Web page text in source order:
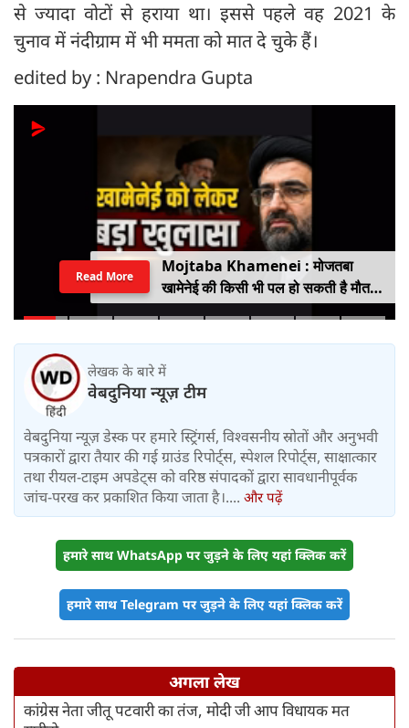
से ज्यादा वोटों से हराया था। इससे पहले वह 2021 के
चुनाव में नंदीग्राम में भी ममता को मात दे चुके हैं।
edited by : Nrapendra Gupta
Mojtaba Khamenei : मोजतबा
खामेनेई की किसी भी पल हो सकती है मौत,
इजराइली मीडिया के दावे के बीच सामने आया
Read More
लेखक के बारे में
वेबदुनिया न्यूज़ टीम
वेबदुनिया न्यूज़ डेस्क पर हमारे स्ट्रिंगर्स, विश्वसनीय स्रोतों और अनुभवी
पत्रकारों द्वारा तैयार की गई ग्राउंड रिपोर्ट्स, स्पेशल रिपोर्ट्स, साक्षात्कार
तथा रीयल-टाइम अपडेट्स को वरिष्ठ संपादकों द्वारा सावधानीपूर्वक
जांच-परख कर प्रकाशित किया जाता है।.... और पढ़ें
हमारे साथ WhatsApp पर जुड़ने के लिए यहां क्लिक करें
हमारे साथ Telegram पर जुड़ने के लिए यहां क्लिक करें
अगला लेख
कांग्रेस नेता जीतू पटवारी का तंज, मोदी जी आप विधायक मत